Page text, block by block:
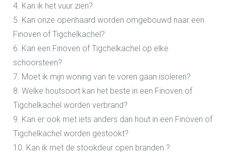
4. Kan ik het vuur zien?
5. Kan onze openhaard worden omgebouwd naar een
Finoven of Tigchelkachel?
6. Kan een Finoven of Tigchelkachel op elke
schoorsteen?
7. Moet ik mijn woning van te voren gaan isoleren?
8. Welke houtsoort kan het beste in een Finoven of
Tigchelkachel worden verbrand?
9. Kan er ook met iets anders dan hout in een Finoven of
Tigchelkachel worden gestookt?
10. Kan ik met de stookdeur open branden ?